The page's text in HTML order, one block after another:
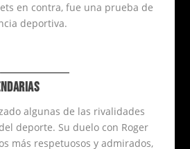
en contra, fue una prueba de
deportiva.
algunas de las rivalidades
deporte. Su duelo con Roger
más respetuosos y admirados,